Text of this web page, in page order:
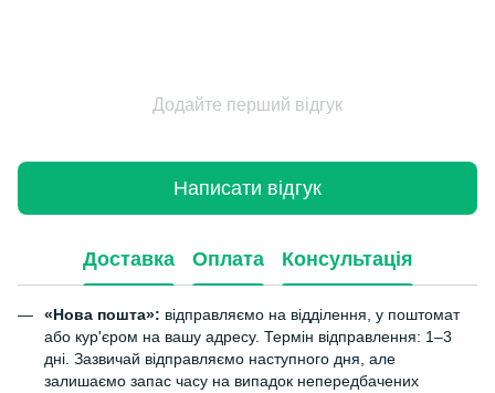
Додайте перший відгук
Написати відгук
Доставка Оплата Консультація
«Нова пошта»: відправляємо на відділення, у поштомат
або кур'єром на вашу адресу. Термін відправлення: 1–3
дні. Зазвичай відправляємо наступного дня, але
залишаємо запас часу на випадок непередбачених